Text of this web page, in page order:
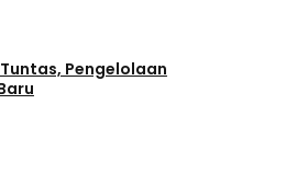
Pengelolaan